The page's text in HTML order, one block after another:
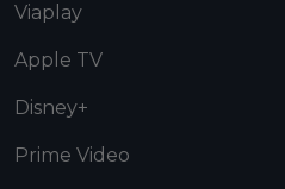
Viaplay
Apple TV
Disney+
Prime Video